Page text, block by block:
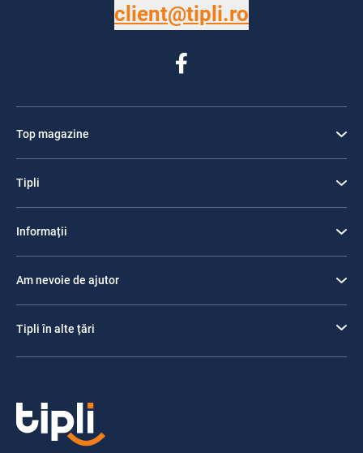
client@tipli.ro
Top magazine
Tipli
Informații
Am nevoie de ajutor
Tipli în alte țări